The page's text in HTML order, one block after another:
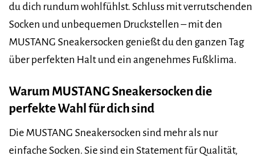
du dich rundum wohlfühlst. Schluss mit verrutschenden
Socken und unbequemen Druckstellen – mit den
MUSTANG Sneakersocken genießt du den ganzen Tag
über perfekten Halt und ein angenehmes Fußklima.
Warum MUSTANG Sneakersocken die
perfekte Wahl für dich sind
Die MUSTANG Sneakersocken sind mehr als nur
einfache Socken. Sie sind ein Statement für Qualität,